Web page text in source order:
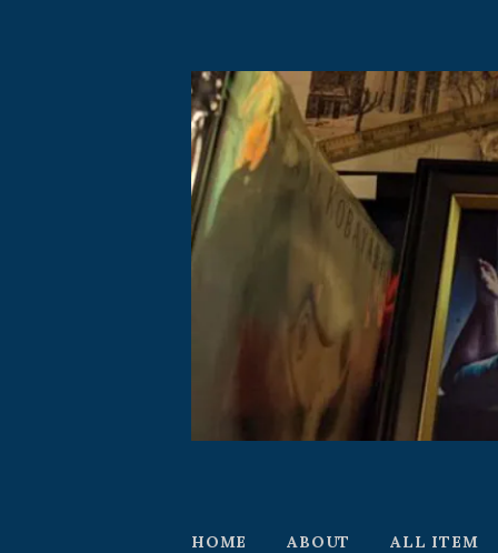
HOME ABOUT ALL ITEM